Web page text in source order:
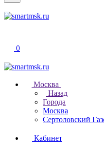
0
Москва
Назад
Города
Москва
Сертоловский
Кабинет